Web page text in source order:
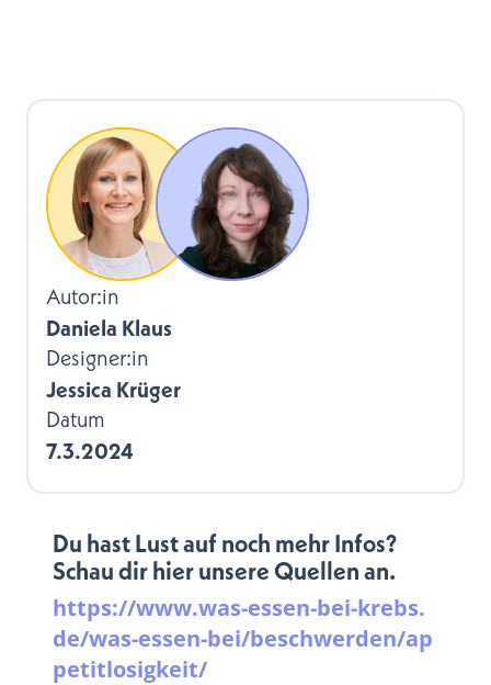
Autor:in
Daniela Klaus
Designer:in
Jessica Krüger
Datum
7.3.2024
Du hast Lust auf noch mehr Infos?
Schau dir hier unsere Quellen an.
https://www.was-essen-bei-krebs.
de/was-essen-bei/beschwerden/ap
petitlosigkeit/